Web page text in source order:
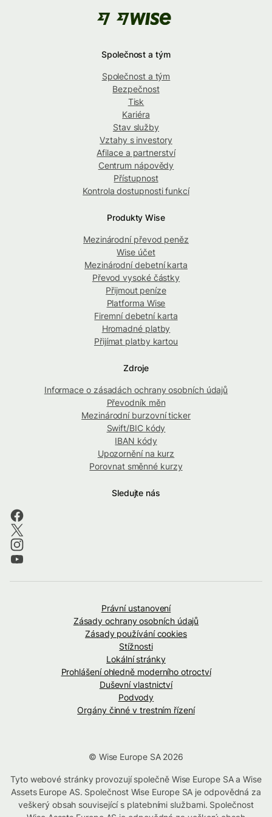
Společnost a tým
Společnost a tým
Bezpečnost
Tisk
Kariéra
Stav služby
Vztahy s investory
Afilace a partnerství
Centrum nápovědy
Přístupnost
Kontrola dostupnosti funkcí
Produkty Wise
Mezinárodní převod peněz
Wise účet
Mezinárodní debetní karta
Převod vysoké částky
Přijmout peníze
Platforma Wise
Firemní debetní karta
Hromadné platby
Přijímat platby kartou
Zdroje
Informace o zásadách ochrany osobních údajů
Převodník měn
Mezinárodní burzovní ticker
Swift/BIC kódy
IBAN kódy
Upozornění na kurz
Porovnat směnné kurzy
Sledujte nás
Právní ustanovení
Zásady ochrany osobních údajů
Zásady používání cookies
Stížnosti
Lokální stránky
Prohlášení ohledně moderního otroctví
Duševní vlastnictví
Podvody
Orgány činné v trestním řízení
© Wise Europe SA 2026
Tyto webové stránky provozují společně Wise Europe SA a Wise
Assets Europe AS. Společnost Wise Europe SA je odpovědná za
veškerý obsah související s platebními službami. Společnost